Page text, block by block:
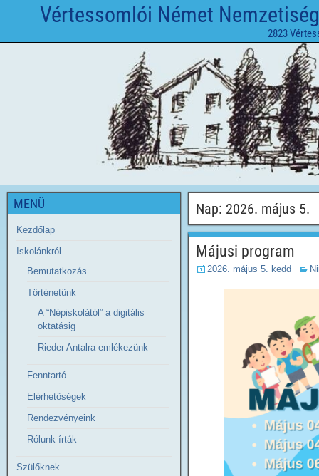
Vértessomlói Német
2823
Nap: 2026. május 5.
Májusi program
2026. május 5. kedd
MENÜ
Kezdőlap
Iskolánkról
Bemutatkozás
Történetünk
A “Népiskolától” a digitális
oktatásig
Rieder Antalra emlékezünk
Fenntartó
Elérhetőségek
Rendezvényeink
Rólunk írták
Szülőknek